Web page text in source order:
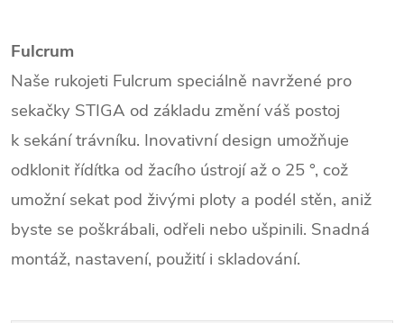
Fulcrum
Naše rukojeti Fulcrum speciálně navržené pro
sekačky STIGA od základu změní váš postoj
k sekání trávníku. Inovativní design umožňuje
odklonit řídítka od žacího ústrojí až o 25 °, což
umožní sekat pod živými ploty a podél stěn, aniž
byste se poškrábali, odřeli nebo ušpinili. Snadná
montáž, nastavení, použití i skladování.